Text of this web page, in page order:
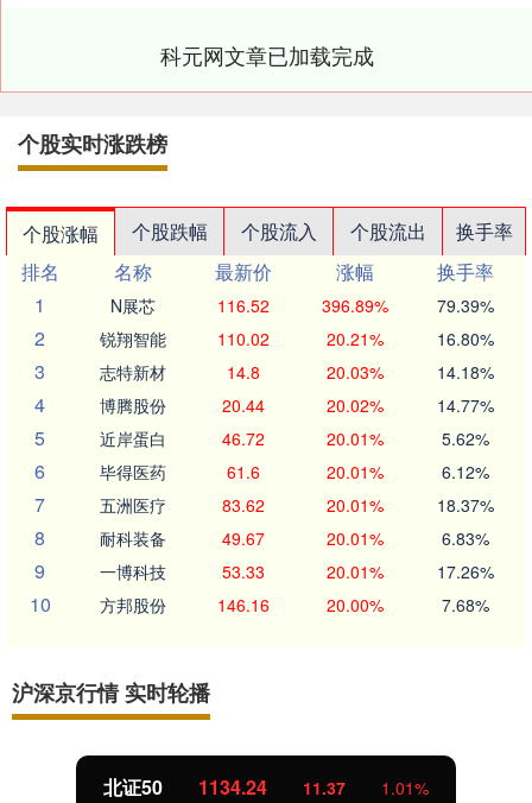
科元网文章已加载完成
个股实时涨跌榜
个股涨幅 个股跌幅 个股流入 个股流出
换手率
排名
名称 最新价 涨幅
换手率
1
N展芯 116.52 396.89% 79.39%
2 锐翔智能 110.02 20.21% 16.80%
3 志特新材 14.8 20.03% 14.18%
4 博腾股份 20.44 20.02% 14.77%
5 近岸蛋白 46.72 20.01% 5.62%
6 毕得医药 61.6 20.01% 6.12%
7 五洲医疗 83.62 20.01% 18.37%
8 耐科装备 49.67 20.01% 6.83%
9 一博科技 53.33 20.01% 17.26%
10 方邦股份 146.16 20.00% 7.68%
沪深京行情 实时轮播
北证50 1134.24 11.37 1.01%